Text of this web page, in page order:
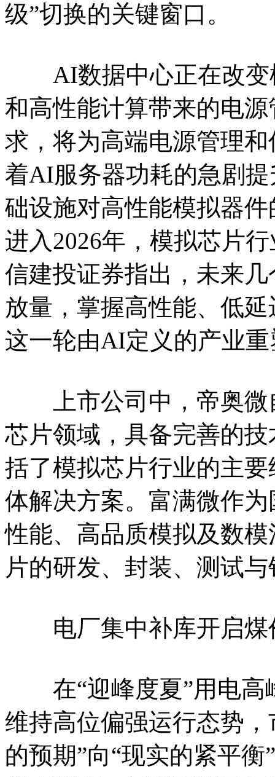
级”切换的关键窗口。
AI数据中心正在改变
和高性能计算带来的电
求，将为高端电源管理
着AI服务器功耗的急剧
础设施对高性能模拟器
进入2026年，模拟芯片
信建投证券指出，未来
放量，掌握高性能、低
这一轮由AI定义的产业
上市公司中，帝奥微
芯片领域，具备完善的
括了模拟芯片行业的主
体解决方案。富满微作
性能、高品质模拟及数
片的研发、封装、测试
电厂集中补库开启煤
在“迎峰度夏”用电高
维持高位偏强运行态势
的预期”向“现实的紧平